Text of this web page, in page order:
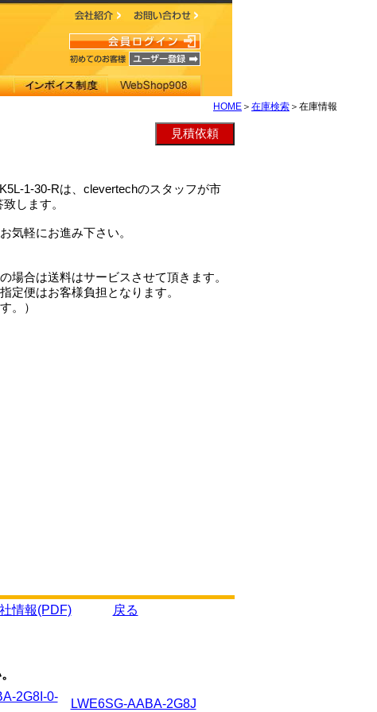
HOME ＞ 在庫検索 ＞在庫情報
1-30-Rは、clevertechのスタッフが市
します。
気軽にお進み下さい。
場合は送料はサービスさせて頂きます。
定便はお客様負担となります。
。）
情報(PDF) 戻る
2G8I-0-
LWE6SG-AABA-2G8J